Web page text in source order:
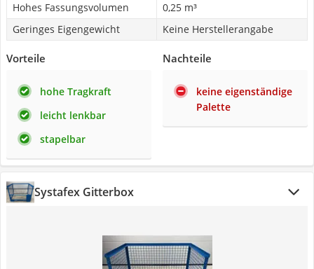
Hohes Fassungsvolumen
0,25 m³
Geringes Eigengewicht
Keine Herstellerangabe
Vorteile
hohe Tragkraft
leicht lenkbar
stapelbar
Nachteile
keine eigenständige
Palette
Systafex Gitterbox